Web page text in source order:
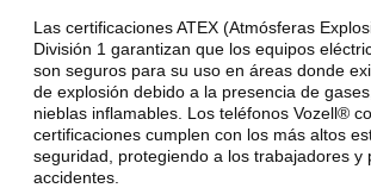
Las certificaciones ATEX (Atmósferas
División 1 garantizan que los equipos
son seguros para su uso en áreas donde
de explosión debido a la presencia de
nieblas inflamables. Los teléfonos Vozell®
certificaciones cumplen con los más altos
seguridad, protegiendo a los trabajadores y
accidentes.